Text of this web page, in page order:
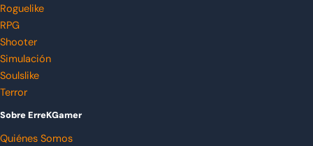
Roguelike
RPG
Shooter
Simulación
Soulslike
Terror
Sobre ErreKGamer
Quiénes Somos